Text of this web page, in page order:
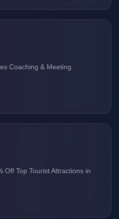
Coaching & Meeting
Off Top Tourist Attractions in